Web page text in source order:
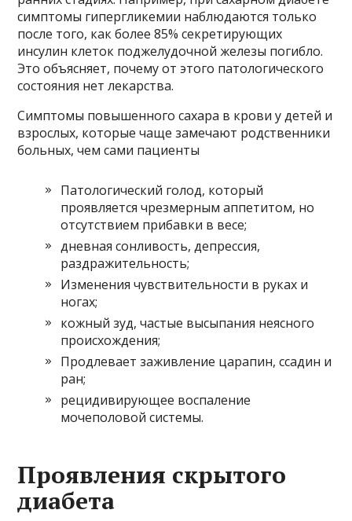
симптомы гипергликемии наблюдаются только
после того, как более 85% секретирующих
инсулин клеток поджелудочной железы погибло.
Это объясняет, почему от этого патологического
состояния нет лекарства.
Симптомы повышенного сахара в крови у детей и
взрослых, которые чаще замечают родственники
больных, чем сами пациенты
Патологический голод, который
проявляется чрезмерным аппетитом, но
отсутствием прибавки в весе;
дневная сонливость, депрессия,
раздражительность;
Изменения чувствительности в руках и
ногах;
кожный зуд, частые высыпания неясного
происхождения;
Продлевает заживление царапин, ссадин и
ран;
рецидивирующее воспаление
мочеполовой системы.
Проявления скрытого
диабета